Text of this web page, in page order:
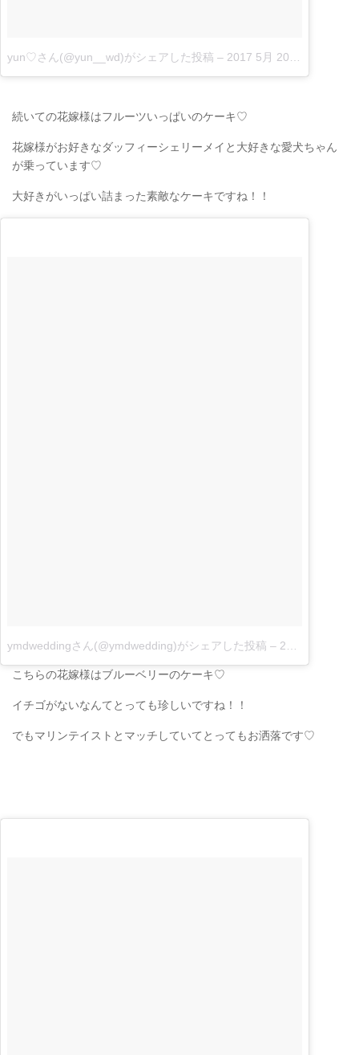
yun♡さん(@yun__wd)がシェアした投稿 – 2017 5月 20 6:24午後 PDT|
続いての花嫁様はフルーツいっぱいのケーキ♡
花嫁様がお好きなダッフィーシェリーメイと大好きな愛犬ちゃん
が乗っています♡
大好きがいっぱい詰まった素敵なケーキですね！！
ymdweddingさん(@ymdwedding)がシェアした投稿 – 2017 4月 9 2:53午前 PDT|
こちらの花嫁様はブルーベリーのケーキ♡
イチゴがないなんてとっても珍しいですね！！
でもマリンテイストとマッチしていてとってもお洒落です♡